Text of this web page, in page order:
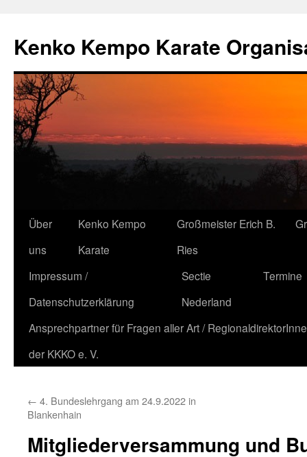
Kenko Kempo Karate
Zum
Inhalt
springen
Über
uns
Kenko Kempo
Karate
Großmeister Erich B.
Ries
Impressum /
Datenschutzerklärung
Sectie
Nederland
Termine
Ansprechpartner für Fragen aller Art /
der KKKO e. V.
← 4. Bundeslehrgang am 24.9.2022 in
Blankenhain
Mitgliederversammung und